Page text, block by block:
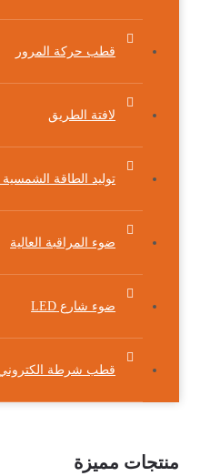
قطب حركة المرور
لافتة الطريق
توليد الطاقة
ضوء المراقبة العالية
ضوء شارع LED
قطب شرطة
منتجات مميزة